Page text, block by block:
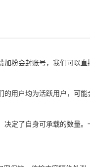
粉会封账号，我们可以直
用户均为活跃用户，可
定了自身可承载的数量